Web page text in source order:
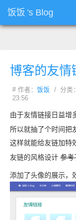
饭饭 's Blog
博客的友情
# 作者： 饭饭 / 分类：
23:56
由于友情链接日益增
所以就抽了个时间把
这样就能给友链加特
友链的风格设计 参考
添加了头像的展示，